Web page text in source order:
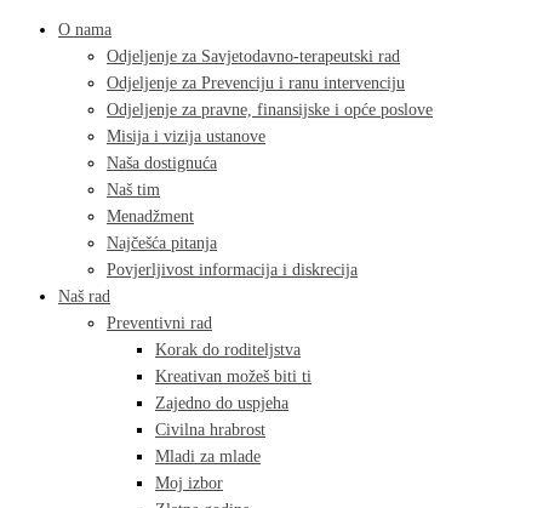
O nama
Odjeljenje za Savjetodavno-terapeutski rad
Odjeljenje za Prevenciju i ranu intervenciju
Odjeljenje za pravne, finansijske i opće poslove
Misija i vizija ustanove
Naša dostignuća
Naš tim
Menadžment
Najčešća pitanja
Povjerljivost informacija i diskrecija
Naš rad
Preventivni rad
Korak do roditeljstva
Kreativan možeš biti ti
Zajedno do uspjeha
Civilna hrabrost
Mladi za mlade
Moj izbor